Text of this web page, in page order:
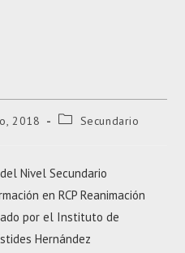
2018
Categoría
Secundario
Nivel Secundario
en RCP Reanimación
por el Instituto de
Hernández